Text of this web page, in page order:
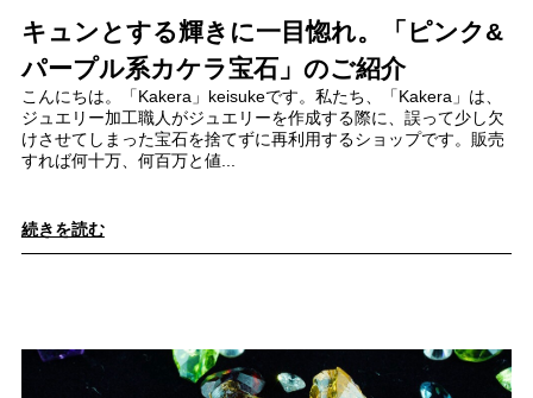
キュンとする輝きに一目惚れ。「ピンク&
パープル系カケラ宝石」のご紹介
こんにちは。「Kakera」keisukeです。私たち、「Kakera」は、
ジュエリー加工職人がジュエリーを作成する際に、誤って少し欠
けさせてしまった宝石を捨てずに再利用するショップです。販売
すれば何十万、何百万と値...
続きを読む